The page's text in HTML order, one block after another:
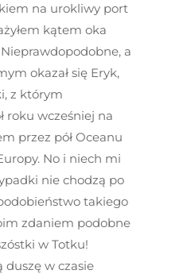
na urokliwy port
kątem oka
a
okazał się Eryk,
z którym
roku wcześniej na
przez pół Oceanu
No i niech mi
nie chodzą po
takiego
zdaniem podobne
w Totku!
duszę w czasie